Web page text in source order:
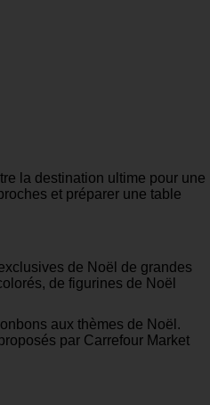
la destination ultime pour une
et préparer une table
de Noël de grandes
de figurines de Noël
aux thèmes de Noël.
par Carrefour Market